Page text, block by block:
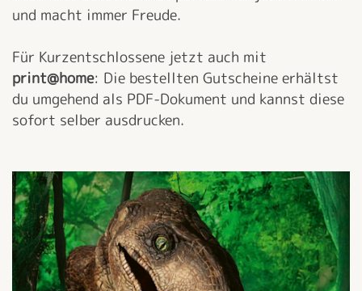
und macht immer Freude.
Für Kurzentschlossene jetzt auch mit
print@home: Die bestellten Gutscheine erhältst
du umgehend als PDF-Dokument und kannst diese
sofort selber ausdrucken.